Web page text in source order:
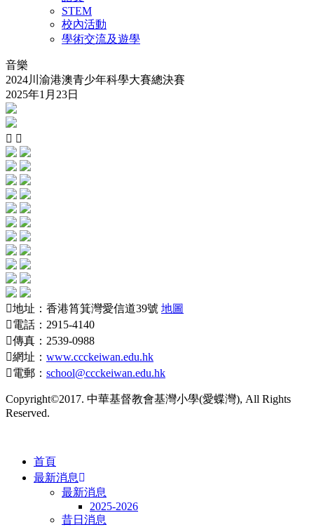
STEM
校內活動
學術交流及遊學
音樂
2024川渝港澳青少年科學大賽總決賽
2025年1月23日
地址：香港筲箕灣愛信道39號 地圖
電話：2915-4140
傳真：2539-0988
網址： www.ccckeiwan.edu.hk
電郵： school@ccckeiwan.edu.hk
Copyright©2017. 中華基督教會基灣小學(愛蝶灣), All Rights
Reserved.
首頁
最新消息
最新消息
2025-2026
昔日消息